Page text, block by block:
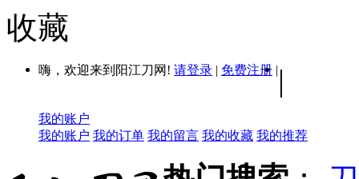
收藏
嗨，欢迎来到阳江刀网! 请登录 | 免费注册 | |
我的账户
我的账户 我的订单 我的留言 我的收藏 我的推荐